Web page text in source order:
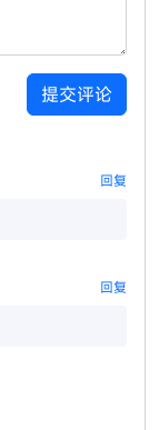
提交评论
回复
回复